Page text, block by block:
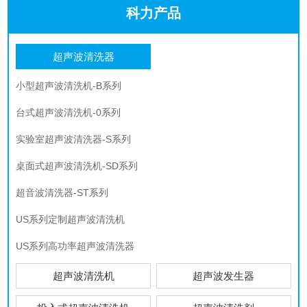
科力产品
超声波清洗器
小型超声波清洗机-B系列
台式超声波清洗机-0系列
实验室超声波清洗器-S系列
桌面式超声波清洗机-SD系列
超音波清洗器-ST系列
US系列定制超声波清洗机
US系列高功率超声波清洗器
超声波清洗机 超声波发生器